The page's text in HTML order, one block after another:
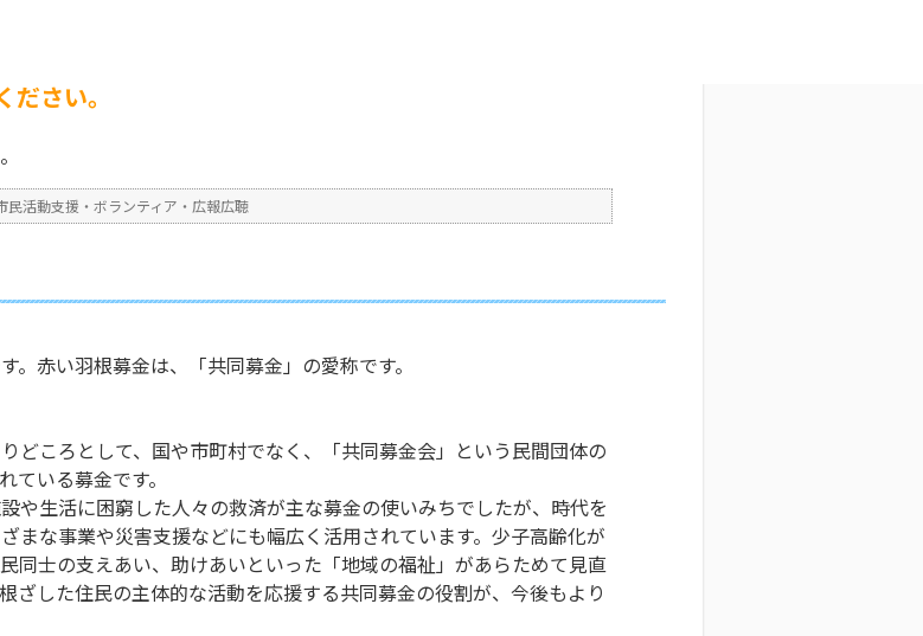
さい。
民活動支援・ボランティア・広報広聴
。赤い羽根募金は、「共同募金」の愛称です。
どころとして、国や市町村でなく、「共同募金会」という民間団体の
ている募金です。
や生活に困窮した人々の救済が主な募金の使いみちでしたが、時代を
まな事業や災害支援などにも幅広く活用されています。少子高齢化が
同士の支えあい、助けあいといった「地域の福祉」があらためて見直
ざした住民の主体的な活動を応援する共同募金の役割が、今後もより